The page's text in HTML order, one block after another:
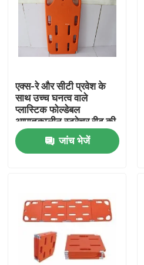
उत्पाद
वीडियो
एक्स-रे और सीटी प्रवेश के
साथ उच्च घनत्व वाले
प्लास्टिक फोल्डेबल
आपातकालीन स्ट्रेचर रीढ़ की
हड्डी बोर्ड
जांच भेजें